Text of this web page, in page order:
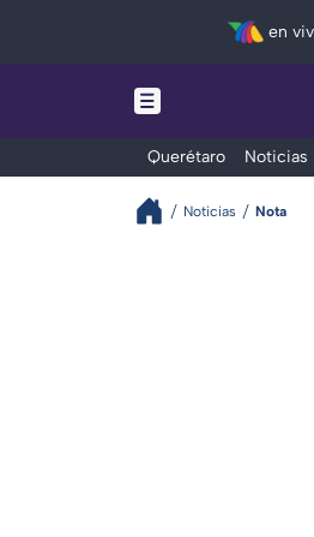
en
Querétaro Noticias
Noticias Nota